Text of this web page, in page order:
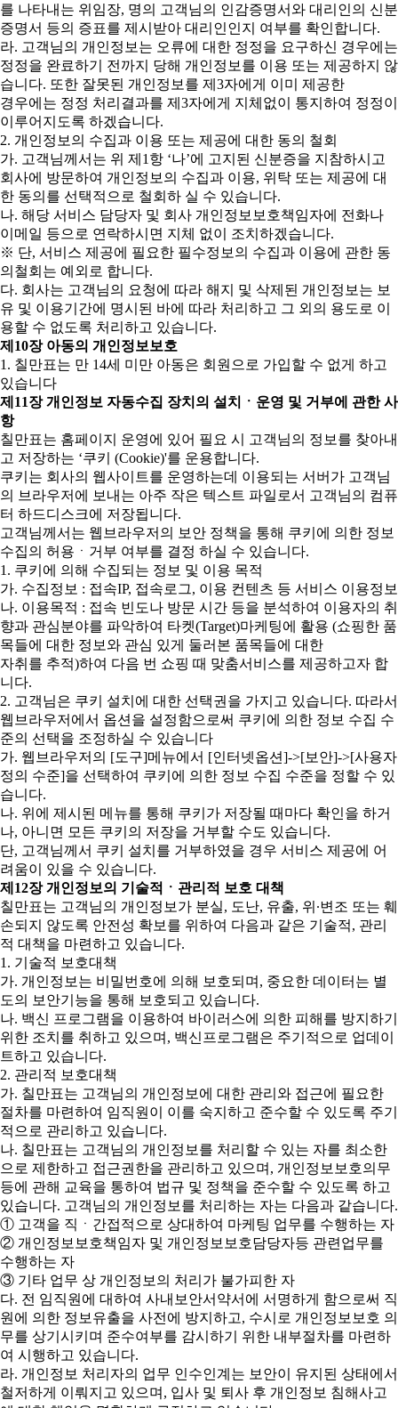
를 나타내는 위임장, 명의 고객님의 인감증명서와 대리인의 신분
증명서 등의 증표를 제시받아 대리인인지 여부를 확인합니다.
라. 고객님의 개인정보는 오류에 대한 정정을 요구하신 경우에는
정정을 완료하기 전까지 당해 개인정보를 이용 또는 제공하지 않
습니다. 또한 잘못된 개인정보를 제3자에게 이미 제공한
경우에는 정정 처리결과를 제3자에게 지체없이 통지하여 정정이
이루어지도록 하겠습니다.
2. 개인정보의 수집과 이용 또는 제공에 대한 동의 철회
가. 고객님께서는 위 제1항 ‘나’에 고지된 신분증을 지참하시고
회사에 방문하여 개인정보의 수집과 이용, 위탁 또는 제공에 대
한 동의를 선택적으로 철회하 실 수 있습니다.
나. 해당 서비스 담당자 및 회사 개인정보보호책임자에 전화나
이메일 등으로 연락하시면 지체 없이 조치하겠습니다.
※ 단, 서비스 제공에 필요한 필수정보의 수집과 이용에 관한 동
의철회는 예외로 합니다.
다. 회사는 고객님의 요청에 따라 해지 및 삭제된 개인정보는 보
유 및 이용기간에 명시된 바에 따라 처리하고 그 외의 용도로 이
용할 수 없도록 처리하고 있습니다.
제10장 아동의 개인정보보호
1. 칠만표는 만 14세 미만 아동은 회원으로 가입할 수 없게 하고
있습니다
제11장 개인정보 자동수집 장치의 설치ㆍ운영 및 거부에 관한 사
항
칠만표는 홈페이지 운영에 있어 필요 시 고객님의 정보를 찾아내
고 저장하는 ‘쿠키 (Cookie)'를 운용합니다.
쿠키는 회사의 웹사이트를 운영하는데 이용되는 서버가 고객님
의 브라우저에 보내는 아주 작은 텍스트 파일로서 고객님의 컴퓨
터 하드디스크에 저장됩니다.
고객님께서는 웹브라우저의 보안 정책을 통해 쿠키에 의한 정보
수집의 허용ㆍ거부 여부를 결정 하실 수 있습니다.
1. 쿠키에 의해 수집되는 정보 및 이용 목적
가. 수집정보 : 접속IP, 접속로그, 이용 컨텐츠 등 서비스 이용정보
나. 이용목적 : 접속 빈도나 방문 시간 등을 분석하여 이용자의 취
향과 관심분야를 파악하여 타켓(Target)마케팅에 활용 (쇼핑한 품
목들에 대한 정보와 관심 있게 둘러본 품목들에 대한
자취를 추적)하여 다음 번 쇼핑 때 맞춤서비스를 제공하고자 합
니다.
2. 고객님은 쿠키 설치에 대한 선택권을 가지고 있습니다. 따라서
웹브라우저에서 옵션을 설정함으로써 쿠키에 의한 정보 수집 수
준의 선택을 조정하실 수 있습니다
가. 웹브라우저의 [도구]메뉴에서 [인터넷옵션]->[보안]->[사용자
정의 수준]을 선택하여 쿠키에 의한 정보 수집 수준을 정할 수 있
습니다.
나. 위에 제시된 메뉴를 통해 쿠키가 저장될 때마다 확인을 하거
나, 아니면 모든 쿠키의 저장을 거부할 수도 있습니다.
단, 고객님께서 쿠키 설치를 거부하였을 경우 서비스 제공에 어
려움이 있을 수 있습니다.
제12장 개인정보의 기술적ㆍ관리적 보호 대책
칠만표는 고객님의 개인정보가 분실, 도난, 유출, 위∙변조 또는 훼
손되지 않도록 안전성 확보를 위하여 다음과 같은 기술적, 관리
적 대책을 마련하고 있습니다.
1. 기술적 보호대책
가. 개인정보는 비밀번호에 의해 보호되며, 중요한 데이터는 별
도의 보안기능을 통해 보호되고 있습니다.
나. 백신 프로그램을 이용하여 바이러스에 의한 피해를 방지하기
위한 조치를 취하고 있으며, 백신프로그램은 주기적으로 업데이
트하고 있습니다.
2. 관리적 보호대책
가. 칠만표는 고객님의 개인정보에 대한 관리와 접근에 필요한
절차를 마련하여 임직원이 이를 숙지하고 준수할 수 있도록 주기
적으로 관리하고 있습니다.
나. 칠만표는 고객님의 개인정보를 처리할 수 있는 자를 최소한
으로 제한하고 접근권한을 관리하고 있으며, 개인정보보호의무
등에 관해 교육을 통하여 법규 및 정책을 준수할 수 있도록 하고
있습니다. 고객님의 개인정보를 처리하는 자는 다음과 같습니다.
① 고객을 직ㆍ간접적으로 상대하여 마케팅 업무를 수행하는 자
② 개인정보보호책임자 및 개인정보보호담당자등 관련업무를
수행하는 자
③ 기타 업무 상 개인정보의 처리가 불가피한 자
다. 전 임직원에 대하여 사내보안서약서에 서명하게 함으로써 직
원에 의한 정보유출을 사전에 방지하고, 수시로 개인정보보호 의
무를 상기시키며 준수여부를 감시하기 위한 내부절차를 마련하
여 시행하고 있습니다.
라. 개인정보 처리자의 업무 인수인계는 보안이 유지된 상태에서
철저하게 이뤄지고 있으며, 입사 및 퇴사 후 개인정보 침해사고